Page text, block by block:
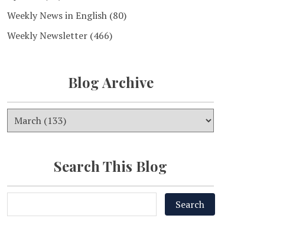
Weekly News in English (80)
Weekly Newsletter (466)
Blog Archive
Search This Blog